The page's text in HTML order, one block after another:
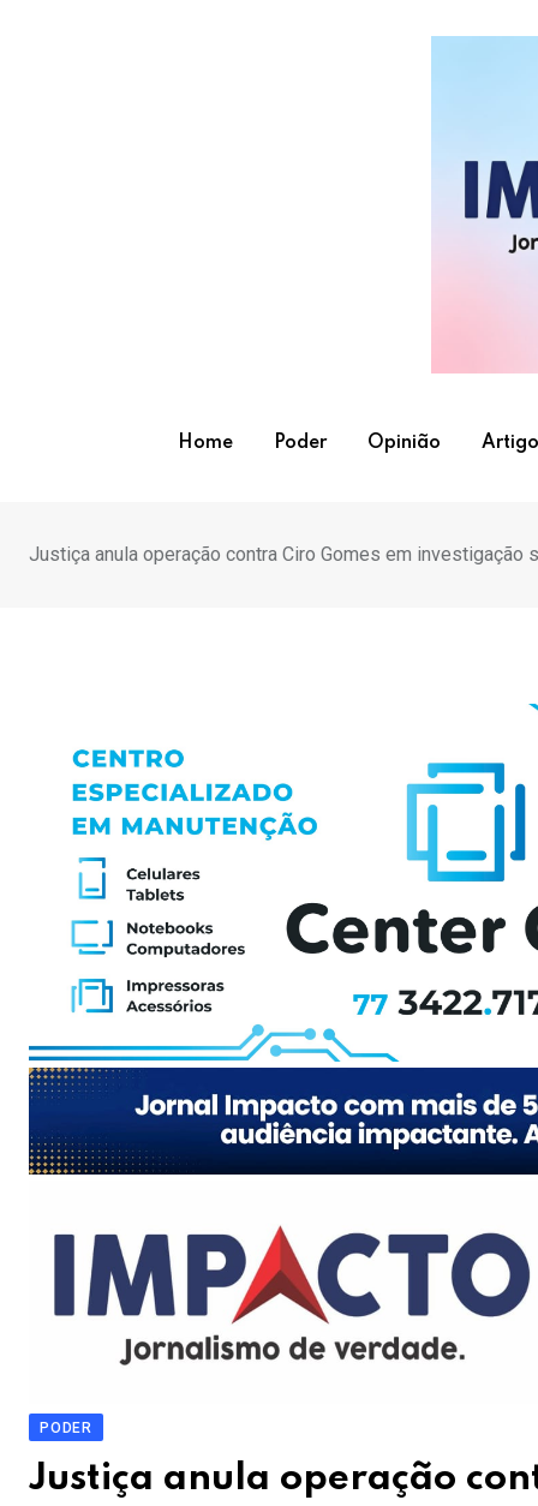
Home Poder Opinião
Justiça anula operação contra Ciro Gomes em investigação
PODER
Justiça anula operação